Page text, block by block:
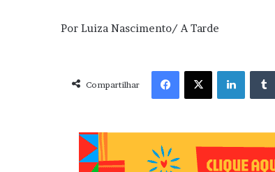
Por Luiza Nascimento/ A Tarde
Compartilhar
Facebook X Linkedin